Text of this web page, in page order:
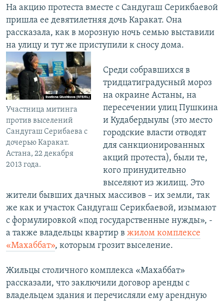
На акцию протеста вместе с Сандугаш Серикбаевой
пришла ее девятилетняя дочь Каракат. Она
рассказала, как в морозную ночь семью выставили
на улицу и тут же приступили к сносу дома.
Участница митинга
против выселений
Сандугаш Серибаева с
дочерью Каракат.
Астана, 22 декабря
2013 года.
Среди собравшихся в
тридцатиградусный мороз
на окраине Астаны, на
пересечении улиц Пушкина
и Кудабердыулы (это место
городские власти отводят
для санкционированных
акций протеста), были те,
кого принудительно
выселяют из жилищ. Это
жители бывших дачных массивов – их земли, так
же как и участок Сандугаш Серикбаевой, изымают
с формулировкой «под государственные нужды», -
а также владельцы квартир в жилом комплексе
«Махаббат», которым грозит выселение.
Жильцы столичного комплекса «Махаббат»
рассказали, что заключили договор аренды с
владельцем здания и перечисляли ему арендную